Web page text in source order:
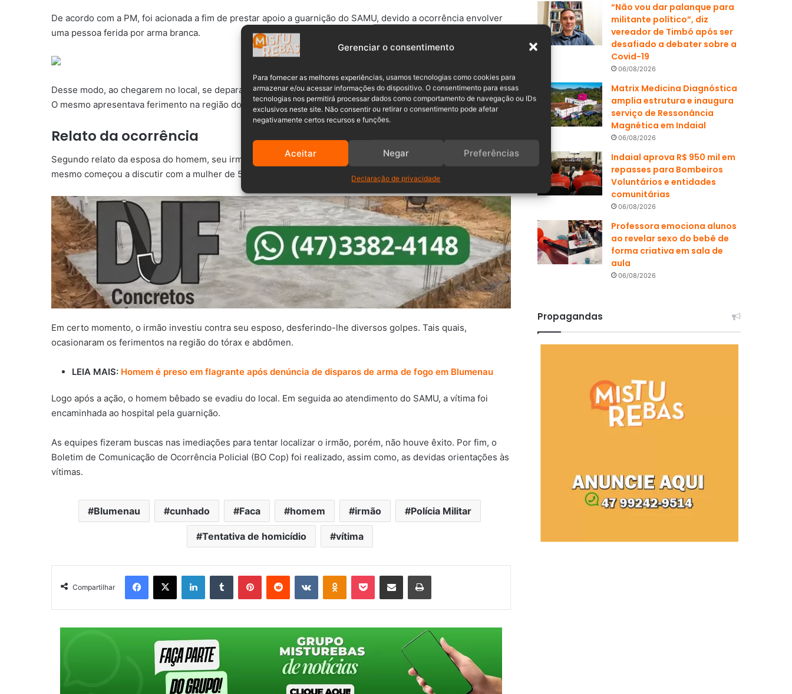
Gerenciar o consentimento
Para fornecer as melhores experiências, usamos tecnologias como cookies para
armazenar e/ou acessar informações do dispositivo. O consentimento para essas
tecnologias nos permitirá processar dados como comportamento de navegação ou IDs
exclusivos neste site. Não consentir ou retirar o consentimento pode afetar
negativamente certos recursos e funções.
Aceitar Negar Preferências
Declaração de privacidade
De acordo com a PM, foi acionada a fim de prestar apoio a guarnição do SAMU, devido a ocorrência envolver
uma pessoa ferida por arma branca.
Desse modo, ao chegarem no local, se depararam com um um homem de 58 anos sendo atendido pelo SAMU.
O mesmo apresentava ferimento na região do tórax e abdômen.
Relato da ocorrência
Segundo relato da esposa do homem, seu irmão chegou em casa embriagado e armado com uma faca. O
mesmo começou a discutir com a mulher de 55 anos.
Em certo momento, o irmão investiu contra seu esposo, desferindo-lhe diversos golpes. Tais quais,
ocasionaram os ferimentos na região do tórax e abdômen.
LEIA MAIS: Homem é preso em flagrante após denúncia de disparos de arma de fogo em Blumenau
Logo após a ação, o homem bêbado se evadiu do local. Em seguida ao atendimento do SAMU, a vítima foi
encaminhada ao hospital pela guarnição.
As equipes fizeram buscas nas imediações para tentar localizar o irmão, porém, não houve êxito. Por fim, o
Boletim de Comunicação de Ocorrência Policial (BO Cop) foi realizado, assim como, as devidas orientações às
vítimas.
Blumenau cunhado Faca homem irmão Polícia Militar
Tentativa de homicídio vítima
Compartilhar
“Não vou dar palanque para
militante político”, diz
vereador de Timbó após ser
desafiado a debater sobre a
Covid-19
06/08/2026
Matrix Medicina Diagnóstica
amplia estrutura e inaugura
serviço de Ressonância
Magnética em Indaial
06/08/2026
Indaial aprova R$ 950 mil em
repasses para Bombeiros
Voluntários e entidades
comunitárias
06/08/2026
Professora emociona alunos
ao revelar sexo do bebê de
forma criativa em sala de
aula
06/08/2026
Propagandas